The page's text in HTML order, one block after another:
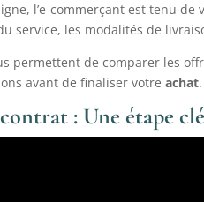
l’e-commerçant est tenu de
service, les modalités de
permettent de comparer les
avant de finaliser votreachat
: Une étape